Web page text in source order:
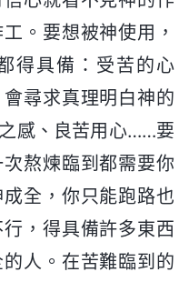
。要想被神使用，
得具備：受苦的心
尋求真理明白神的
感、良苦用心……要
熬煉臨到都需要你
全，你只能跑路也
，得具備許多東西
人。在苦難臨到的